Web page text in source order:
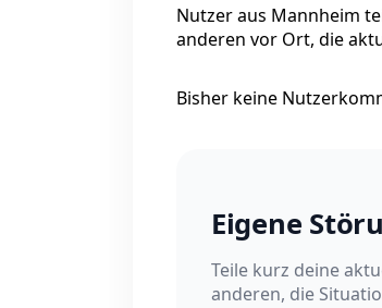
Nutzer aus Mannheim
anderen vor Ort, die
Bisher keine
Eigene
Teile kurz deine
anderen, die